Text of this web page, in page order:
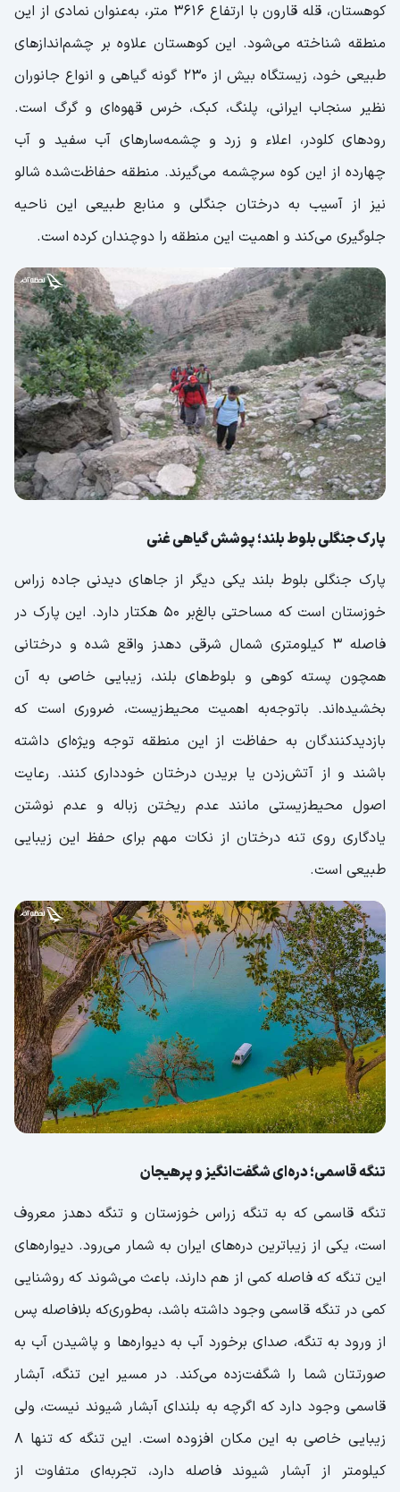
کوهستان، قله قارون با ارتفاع 3616 متر، به‌عنوان نمادی از این
منطقه شناخته می‌شود. این کوهستان علاوه بر چشم‌اندازهای
طبیعی خود، زیستگاه بیش از 230 گونه گیاهی و انواع جانوران
نظیر سنجاب ایرانی، پلنگ، کبک، خرس قهوه‌ای و گرگ است.
رودهای کلودر، اعلاء و زرد و چشمه‌سارهای آب سفید و آب
چهارده از این کوه سرچشمه می‌گیرند. منطقه حفاظت‌شده شالو
نیز از آسیب به درختان جنگلی و منابع طبیعی این ناحیه
جلوگیری می‌کند و اهمیت این منطقه را دوچندان کرده است.
پارک جنگلی بلوط بلند؛ پوشش گیاهی غنی
پارک جنگلی بلوط بلند یکی دیگر از جاهای دیدنی جاده زراس
خوزستان است که مساحتی بالغ‌بر 50 هکتار دارد. این پارک در
فاصله 3 کیلومتری شمال شرقی دهدز واقع شده و درختانی
همچون پسته کوهی و بلوط‌های بلند، زیبایی خاصی به آن
بخشیده‌اند. باتوجه‌به اهمیت محیط‌زیست، ضروری است که
بازدیدکنندگان به حفاظت از این منطقه توجه ویژه‌ای داشته
باشند و از آتش‌زدن یا بریدن درختان خودداری کنند. رعایت
اصول محیط‌زیستی مانند عدم ریختن زباله و عدم نوشتن
یادگاری روی تنه درختان از نکات مهم برای حفظ این زیبایی
طبیعی است.
تنگه قاسمی؛ دره‌ای شگفت‌انگیز و پرهیجان
تنگه قاسمی که به تنگه زراس خوزستان و تنگه دهدز معروف
است، یکی از زیباترین دره‌های ایران به شمار می‌رود. دیواره‌های
این تنگه که فاصله کمی از هم دارند، باعث می‌شوند که روشنایی
کمی در تنگه قاسمی وجود داشته باشد، به‌طوری‌که بلافاصله پس
از ورود به تنگه، صدای برخورد آب به دیواره‌ها و پاشیدن آب به
صورتتان شما را شگفت‌زده می‌کند. در مسیر این تنگه، آبشار
قاسمی وجود دارد که اگرچه به بلندای آبشار شیوند نیست، ولی
زیبایی خاصی به این مکان افزوده است. این تنگه که تنها 8
کیلومتر از آبشار شیوند فاصله دارد، تجربه‌ای متفاوت از